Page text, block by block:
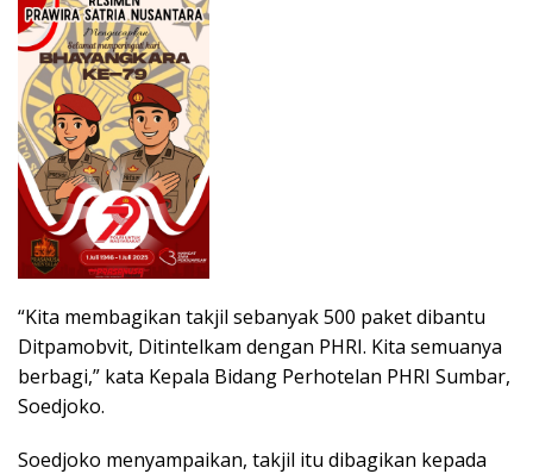
“Kita membagikan takjil sebanyak 500 paket dibantu
Ditpamobvit, Ditintelkam dengan PHRI. Kita semuanya
berbagi,” kata Kepala Bidang Perhotelan PHRI Sumbar,
Soedjoko.
Soedjoko menyampaikan, takjil itu dibagikan kepada